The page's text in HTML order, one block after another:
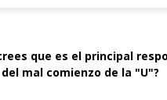
que es el principal
del mal comienzo de la "U"?